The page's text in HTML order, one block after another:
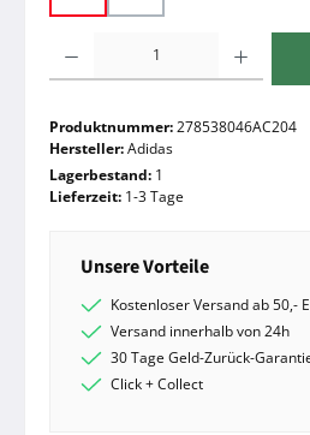
Produktnummer:278538046AC204
Hersteller:Adidas
Lagerbestand: 1
Lieferzeit: 1-3 Tage
Unsere Vorteile
Kostenloser Versand ab 50,-
Versand innerhalb von 24h
30 Tage Geld-Zurück-
Click + Collect